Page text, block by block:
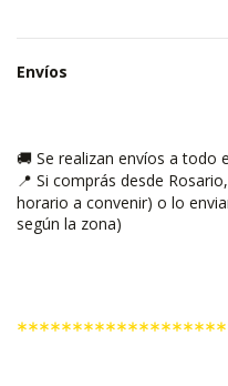
Envíos
🚚 Se realizan envíos a todo
📍 Si comprás desde
horario a convenir) o lo
según la zona)